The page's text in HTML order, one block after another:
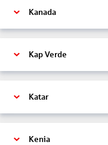
Kanada
Kap Verde
Katar
Kenia